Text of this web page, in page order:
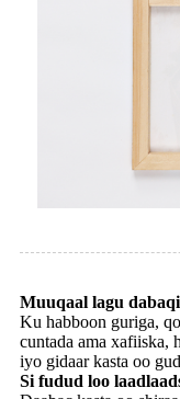
Muuqaal lagu
Ku habboon guriga,
cuntada ama xafiiska,
iyo gidaar kasta oo
Si fudud loo